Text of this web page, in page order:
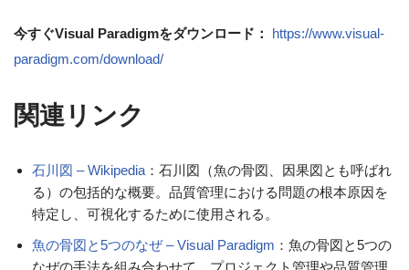
今すぐVisual Paradigmをダウンロード：
https://www.visual-
paradigm.com/download/
関連リンク
石川図 – Wikipedia ：石川図（魚の骨図、因果図とも呼ばれ
る）の包括的な概要。品質管理における問題の根本原因を
特定し、可視化するために使用される。
魚の骨図と5つのなぜ – Visual Paradigm ：魚の骨図と5つの
なぜの手法を組み合わせて、プロジェクト管理や品質管理